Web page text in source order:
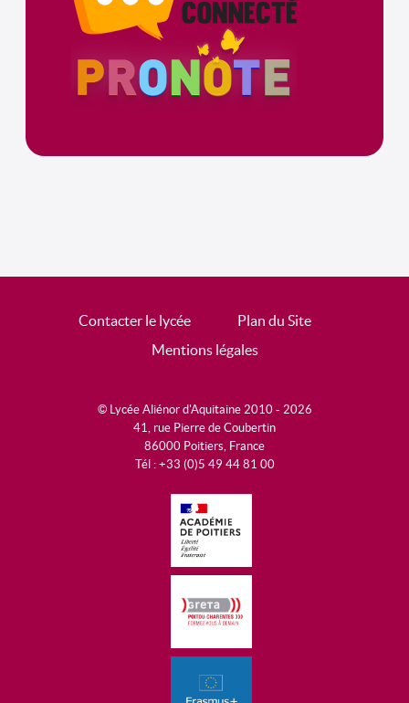
Contacter le lycée
Plan du Site
Mentions légales
© Lycée Aliénor d'Aquitaine 2010 - 2026
41, rue Pierre de Coubertin
86000 Poitiers, France
Tél : +33 (0)5 49 44 81 00